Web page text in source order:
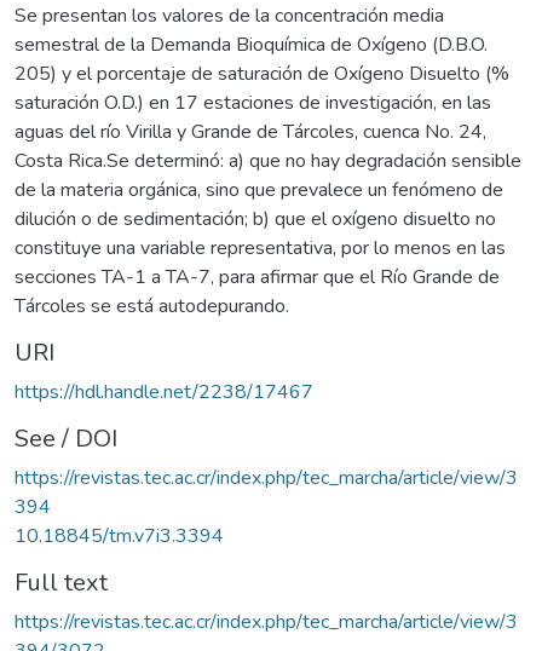
Se presentan los valores de la concentración media
semestral de la Demanda Bioquímica de Oxígeno (D.B.O.
205) y el porcentaje de saturación de Oxígeno Disuelto (%
saturación O.D.) en 17 estaciones de investigación, en las
aguas del río Virilla y Grande de Tárcoles, cuenca No. 24,
Costa Rica.Se determinó: a) que no hay degradación sensible
de la materia orgánica, sino que prevalece un fenómeno de
dilución o de sedimentación; b) que el oxígeno disuelto no
constituye una variable representativa, por lo menos en las
secciones TA-1 a TA-7, para afirmar que el Río Grande de
Tárcoles se está autodepurando.
URI
https://hdl.handle.net/2238/17467
See / DOI
https://revistas.tec.ac.cr/index.php/tec_marcha/article/view/3
394
10.18845/tm.v7i3.3394
Full text
https://revistas.tec.ac.cr/index.php/tec_marcha/article/view/3